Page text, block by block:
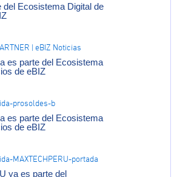
del Ecosistema Digital de
es parte del Ecosistema
de eBIZ
es parte del Ecosistema
de eBIZ
ya es parte del